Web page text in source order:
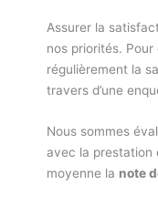
Assurer la
nos priorités.
régulièrement la
travers d’une
Nous sommes
avec la prestation
moyenne la note